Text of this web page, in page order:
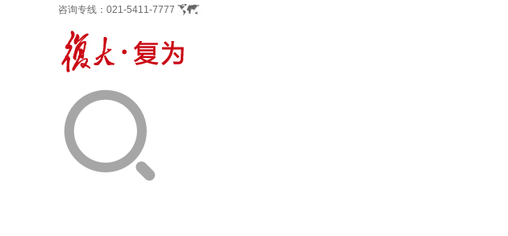
咨询专线： 021-5411-7777